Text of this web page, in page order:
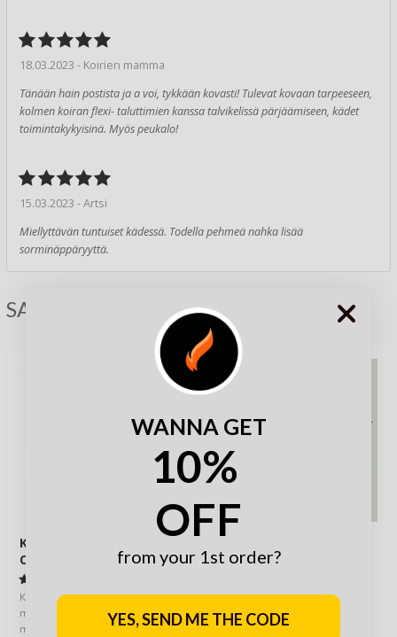
18.03.2023 - Koirien mamma
Tänään hain postista ja a voi, tykkään kovasti! Tulevat kovaan tarpeeseen,
kolmen koiran flexi- taluttimien kanssa talvikelissä pärjäämiseen, kädet
toimintakykyisinä. Myös peukalo!
15.03.2023 - Artsi
Miellyttävän tuntuiset kädessä. Todella pehmeä nahka lisää
sorminäppäryyttä.
SAATAT TYKÄTÄ NÄISTÄ
Kootamo Trail Tripod,
Chain, Hook
Kootamo Trail Tripod muuntaa
maastosta löytyvät kepit helposti
monikäyttöiseksi tripodiksi /
Leather Pouch
Tässäpä tälläiset hienot,
keskiaikaiseen henkeen käsin
taotut aterimet ja spatula, jotka
WANNA GET
10%
OFF
from your 1st order?
YES, SEND ME THE CODE